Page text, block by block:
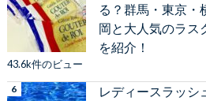
る？群馬・東京・
岡と大人気のラス
を紹介！
43.6k件のビュー
レディースラッシ